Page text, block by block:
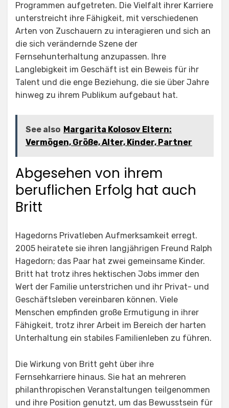
Programmen aufgetreten. Die Vielfalt ihrer Karriere
unterstreicht ihre Fähigkeit, mit verschiedenen
Arten von Zuschauern zu interagieren und sich an
die sich verändernde Szene der
Fernsehunterhaltung anzupassen. Ihre
Langlebigkeit im Geschäft ist ein Beweis für ihr
Talent und die enge Beziehung, die sie über Jahre
hinweg zu ihrem Publikum aufgebaut hat.
See also Margarita Kolosov Eltern:
Vermögen, Größe, Alter, Kinder, Partner
Abgesehen von ihrem
beruflichen Erfolg hat auch
Britt
Hagedorns Privatleben Aufmerksamkeit erregt.
2005 heiratete sie ihren langjährigen Freund Ralph
Hagedorn; das Paar hat zwei gemeinsame Kinder.
Britt hat trotz ihres hektischen Jobs immer den
Wert der Familie unterstrichen und ihr Privat- und
Geschäftsleben vereinbaren können. Viele
Menschen empfinden große Ermutigung in ihrer
Fähigkeit, trotz ihrer Arbeit im Bereich der harten
Unterhaltung ein stabiles Familienleben zu führen.
Die Wirkung von Britt geht über ihre
Fernsehkarriere hinaus. Sie hat an mehreren
philanthropischen Veranstaltungen teilgenommen
und ihre Position genutzt, um das Bewusstsein für